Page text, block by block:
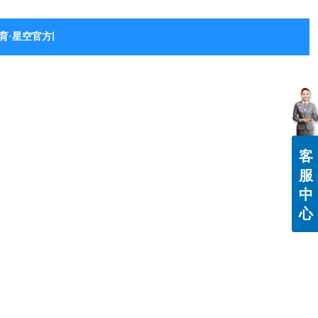
·星空官方网站-星空体育（中国）
客
服
中
心